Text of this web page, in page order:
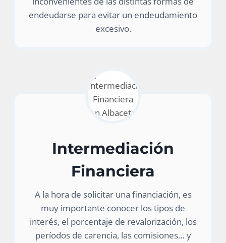
endeudarse para evitar un endeudamiento
excesivo.
Intermediación
Financiera
A la hora de solicitar una financiación, es
muy importante conocer los tipos de
interés, el porcentaje de revalorización, los
períodos de carencia, las comisiones… y